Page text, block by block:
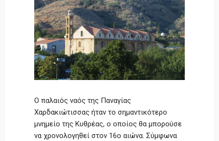
Ο παλαιός ναός της Παναγίας
Χαρδακιώτισσας ήταν το σημαντικότερο
μνημείο της Κυθρέας, ο οποίος θα μπορούσε
να χρονολογηθεί στον 16ο αιώνα. Σύμφωνα